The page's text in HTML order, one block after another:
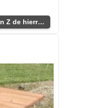
Mesa auxiliar con diseño en Z de hierro y pino